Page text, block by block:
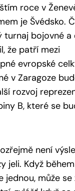
roce v
je Švédsko.
turnaj bojovné a
že patří mezi
evropské
v Zaragoze
rozvoj
B, které se
není
jeli. Když
jednou, může